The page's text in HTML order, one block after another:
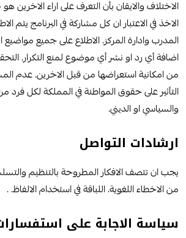
الاختلاف والايقان بأن التعرف على اراء الاخرين
الاخذ في الاعتبار ان كل مشاركة في البرنامج يتم
المدرب وادارة المركز. الاطلاع على جميع
اضافة أي رد او نشر أي موضوع لمنع التكرار.
من امكانية استعراضها من قبل الاخرين. عدم
التأثير على حقوق المواطنة في المملكة لكل فرد
والسياسي او الديني.
ارشادات التواصل
يجب ان تتصف الافكار المطروحة بالتنظيم
من الاخطاء اللغوية. اللباقة في استخدام الالفاظ. .
سياسة الاجابة على